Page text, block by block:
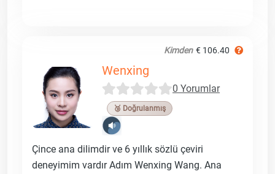
Kimden € 106.40
Wenxing
0 Yorumlar
🥉 Doğrulanmış
Çince ana dilimdir ve 6 yıllık sözlü çeviri
deneyimim vardır Adım Wenxing Wang. Ana